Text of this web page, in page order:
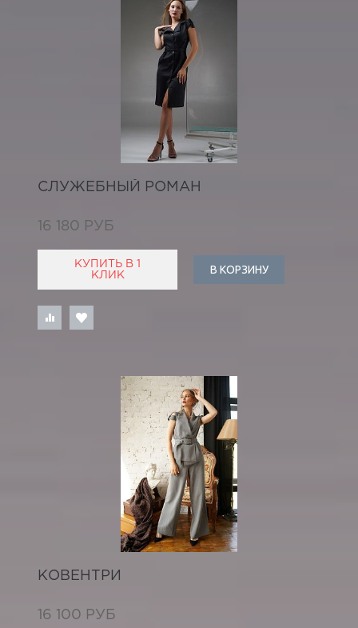
СЛУЖЕБНЫЙ РОМАН
16 180 РУБ
КУПИТЬ В 1
КЛИК
В КОРЗИНУ
КОВЕНТРИ
16 100 РУБ